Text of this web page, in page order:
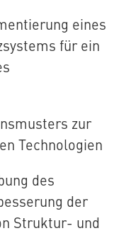
eines
für ein
zur
Technologien
des
der
Struktur- und